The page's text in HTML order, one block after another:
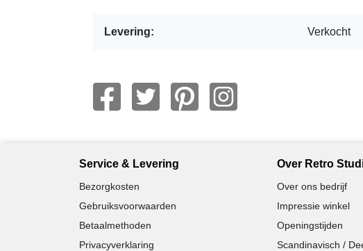
Levering: Verkocht
Service & Levering
Bezorgkosten
Gebruiksvoorwaarden
Betaalmethoden
Privacyverklaring
Over Retro
Over ons bedrijf
Impressie winkel
Openingstijden
Scandinavisch /